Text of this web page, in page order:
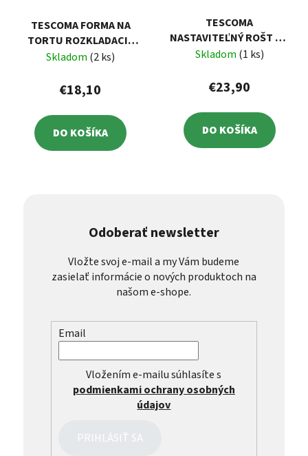
TESCOMA FORMA NA
TORTU ROZKLADACIA
DELÍCIA Ø 24 CM
Skladom (2 ks)
€18,10
DO KOŠÍKA
TESCOMA
NASTAVITEĽNÝ ROŠT NA
PEČENIE GRANDCHEF
Skladom (1 ks)
€23,90
DO KOŠÍKA
Odoberať newsletter
Vložte svoj e-mail a my Vám budeme
zasielať informácie o nových produktoch na
našom e-shope.
Email
Vložením e-mailu súhlasíte s
podmienkami ochrany osobných
údajov
PRIHLÁSIŤ SA